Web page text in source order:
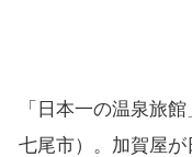
「日本一の温泉旅
七尾市）。加賀屋